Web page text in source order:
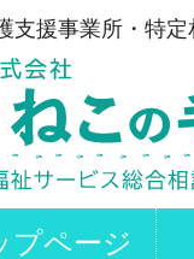
支援事業所・特
プページ